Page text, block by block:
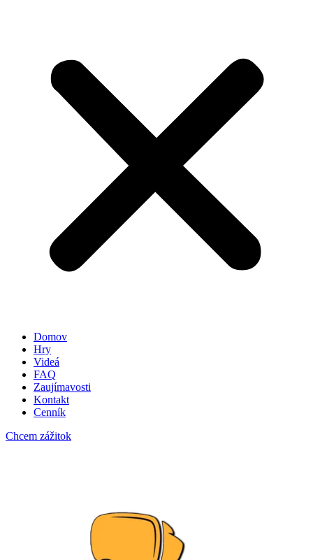
Domov
Hry
Videá
FAQ
Zaujímavosti
Kontakt
Cenník
Chcem zážitok